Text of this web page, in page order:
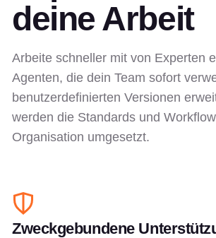
deine Arbeit
Arbeite schneller mit von Experten
Agenten, die dein Team sofort
benutzerdefinierten Versionen
werden die Standards und
Organisation umgesetzt.
Zweckgebundene